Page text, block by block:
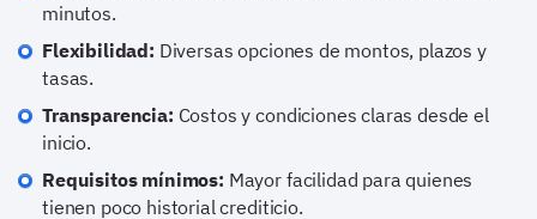
minutos.
Flexibilidad: Diversas opciones de montos, plazos y
tasas.
Transparencia: Costos y condiciones claras desde el
inicio.
Requisitos mínimos: Mayor facilidad para quienes
tienen poco historial crediticio.